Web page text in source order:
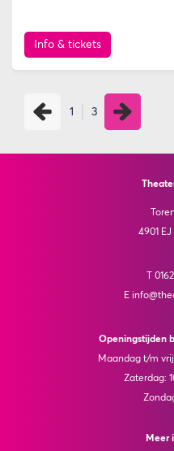
Info & tickets
1 3
4901
T
E
Openingstijden
Maandag t/m
Zaterdag:
Meer